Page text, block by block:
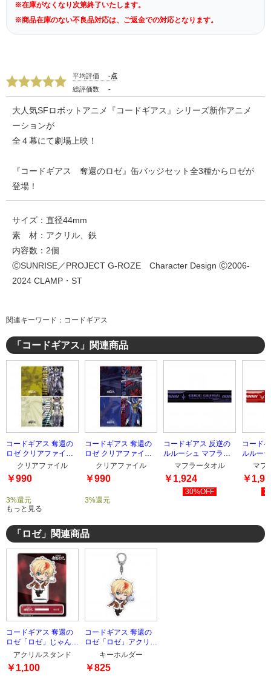
※在庫がなくなり次第終了いたします。
※商品在庫のない不良品対応は、ご返金での対応となります。
平均評価
-点
総評価数
-
大人気SFロボットアニメ『コードギアス』シリーズ新作アニメ
ーションが
全４幕にて劇場上映！
『コードギアス 奪還のロゼ』缶バッジセット全3種からロゼが
登場！
サイズ：直径44mm
素 材：アクリル、鉄
内容数：2個
ⒸSUNRISE／PROJECT G-ROZE Character Design Ⓒ2006-
2024 CLAMP・ST
関連キーワード：コードギアス
「コードギアス」関連商品
コードギアス 奪還の
ロゼ クリアファイル
セット TYPE-2
クリアファイル
￥990
3%還元
コードギアス 奪還の
ロゼ クリアファイル
セット TYPE-1
クリアファイル
￥990
3%還元
コードギアス 反逆の
ルルーシュ マフラー
タオル TYPE-2
マフラータオル
￥1,924
30%OFF
コード
ルルー
タオル
マフ
￥
もっと見る
「ロゼ」関連商品
コードギアス 奪還の
ロゼ「ロゼ」じゃんこ
れアクリルスタンド
アクリルスタンド
￥1,100
コードギアス 奪還の
ロゼ「ロゼ」アクリル
キーホルダー
キーホルダー
￥825